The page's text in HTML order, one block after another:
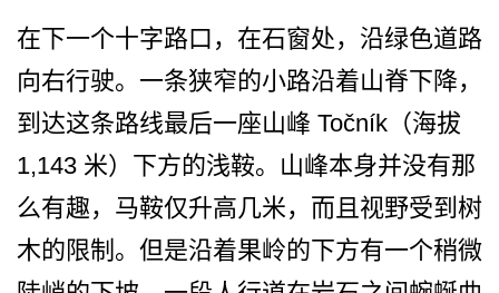
在下一个十字路口，在石窗处­，沿绿色道路
向右行驶。一条狭窄的小路沿着山脊下降­，
到达这条路线最后一座山峰 Točník（海拔
1,143 米）下方的浅鞍。山峰本身并­没有那
么有趣，马鞍仅升高几米，而且视野受到树
木的­限制。但是沿着果岭的下方有一个稍微